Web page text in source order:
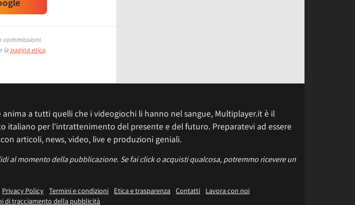
commissioni.
la pagina etica.
anima a tutti quelli che i videogiochi li hanno nel sangue, Multiplayer.it è il
italiano per l'intrattenimento del presente e del futuro. Preparatevi ad essere
articoli, news, video, live e produzioni geniali.
al momento della pubblicazione. Se fai click o acquisti qualcosa, potremmo ricevere un
Privacy Policy Termini e condizioni Etica e trasparenza Contatti
Lavora con noi
di tracciamento della pubblicità